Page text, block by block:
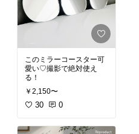
このミラーコースター可
愛い♡撮影で絶対使え
る！
￥2,150〜
30 0